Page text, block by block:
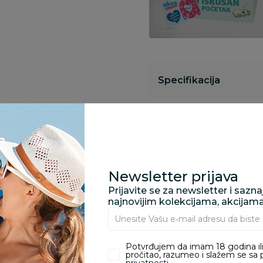
Specifikacija
Pronađite u prodavnici
Kupovina bez
odustajanje od
proizvoda.
Newsletter prijava
Prijavite se za newsletter i
najnovijim kolekcijama,
Potvrđujem da imam 18 godina
pročitao, razumeo i slažem se sa